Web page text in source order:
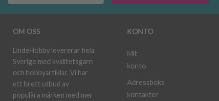
OM OSS
LindeHobby levererar hela
Sverige med kvalitetsgarn
och hobbyartiklar. Vi har
ett brett utbud av
populära märken med mer
KONTO
Mit
konto
Adressboks
kontakter